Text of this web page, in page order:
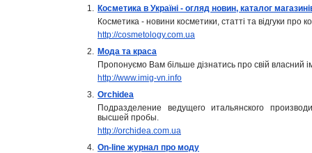
1. Косметика в Україні - огляд новин, каталог
Косметика - новини косметики, статті та відгуки про
http://cosmetology.com.ua
2. Мода та краса
Пропонуємо Вам більше дізнатись про свій власний
http://www.imig-vn.info
3. Orchidea
Подразделение ведущего итальянского
высшей пробы.
http://orchidea.com.ua
4. On-line журнал про моду